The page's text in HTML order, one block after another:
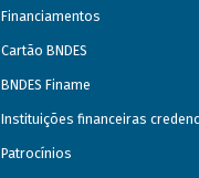
Financiamentos
Cartão BNDES
BNDES Finame
Instituições financeiras
Patrocínios